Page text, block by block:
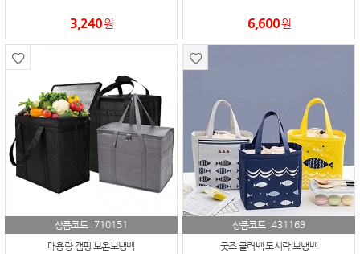
3,240원 6,600원
상품코드 : 710151
대용량 캠핑 보온보냉백
상품코드 :431169
굿즈 쿨러백 도시락 보냉백